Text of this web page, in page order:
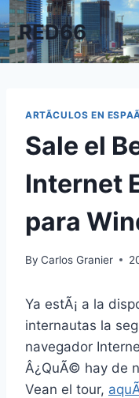
Skip
to
content
RED66
ARTÃ­CULOS EN
Sale el
Internet
para
By Carlos Granier
Ya estÃ¡ a la
internautas la
navegador
Â¿QuÃ© hay de
Vean el tour,